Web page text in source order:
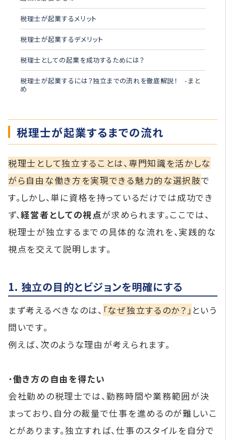
税理士が起業するメリット
税理士が起業するデメリット
税理士としての起業を成功するためには？
税理士が起業するには？独立までの流れを徹底解説！ -まと
め
税理士が起業するまでの流れ
税理士として独立することは、専門知識を活かしな
がら自由な働き方を実現できる魅力的な選択肢で
す。しかし、単に資格を持っているだけでは成功でき
ず、経営者としての視点が求められます。ここでは、
税理士が独立するまでの具体的な流れを、実践的な
視点を交えて説明します。
1. 独立の目的とビジョンを明確にする
まず考えるべきなのは、 「なぜ独立するのか？」 という
問いです。
例えば、次のような理由が考えられます。
・働き方の自由を得たい
会社勤めの税理士では、勤務時間や業務範囲が決
まっており、自分の裁量で仕事を進めるのが難しいこ
とがあります。独立すれば、仕事のスタイルを自分で